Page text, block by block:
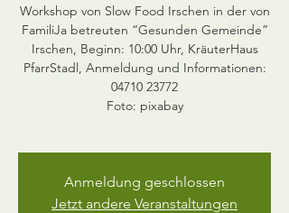
Workshop von Slow Food Irschen in der von
FamiliJa betreuten “Gesunden Gemeinde”
Irschen, Beginn: 10:00 Uhr, KräuterHaus
PfarrStadl, Anmeldung und Informationen:
04710 23772
Foto: pixabay
Anmeldung geschlossen
Jetzt andere Veranstaltungen